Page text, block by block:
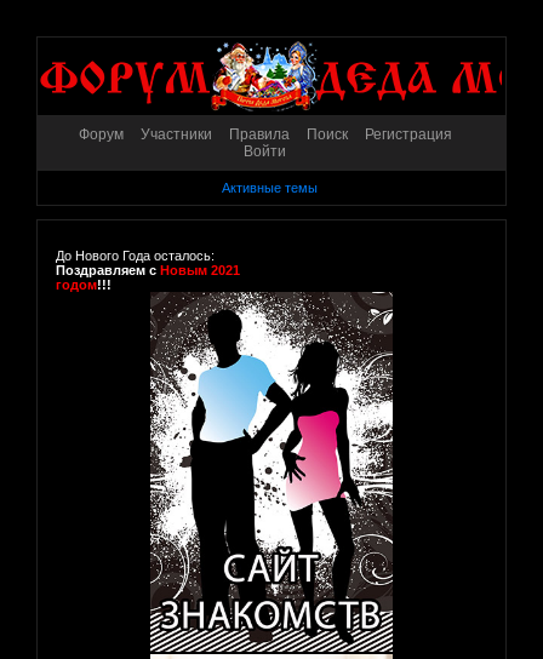
Форум Участники Правила Поиск
Регистрация
Войти
Активные темы
До Нового Года осталось:
Поздравляем с Новым 2021
годом!!!